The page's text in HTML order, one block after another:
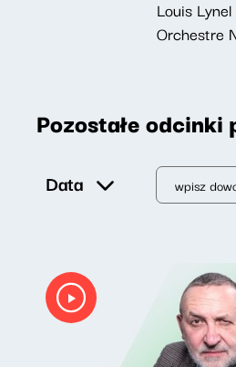
Louis
Orchestre
Pozostałe odcinki
Data